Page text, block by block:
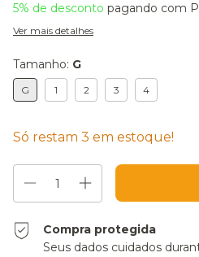
5% de desconto pagando com
Ver mais detalhes
Tamanho: G
G 1 2 3 4
Só restam 3 em estoque!
Compra protegida
Seus dados cuidados